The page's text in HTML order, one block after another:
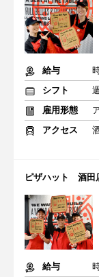
給与
シフト
雇用形態
アクセス
ピザハット 酒田
給与